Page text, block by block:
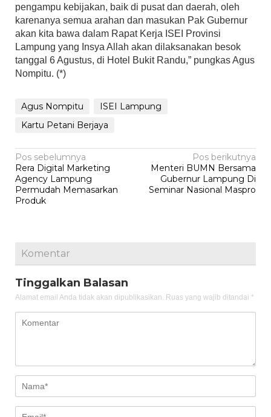
pengampu kebijakan, baik di pusat dan daerah, oleh
karenanya semua arahan dan masukan Pak Gubernur
akan kita bawa dalam Rapat Kerja ISEI Provinsi
Lampung yang Insya Allah akan dilaksanakan besok
tanggal 6 Agustus, di Hotel Bukit Randu,” pungkas Agus
Nompitu. (*)
Agus Nompitu
ISEI Lampung
Kartu Petani Berjaya
Navigasi
pos
Pos sebelumnya
Rera Digital Marketing
Agency Lampung
Permudah Memasarkan
Produk
Pos berikutnya
Menteri BUMN Bersama
Gubernur Lampung Di
Seminar Nasional Maspro
Komentar
Tinggalkan Balasan
Alamat email Anda tidak akan dipublikasikan. Ruas yang wajib ditandai *